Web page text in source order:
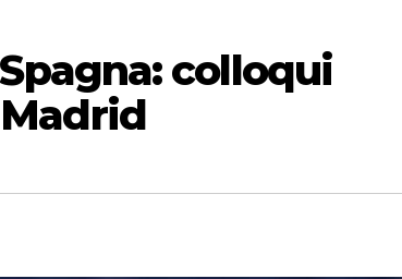
colloqui